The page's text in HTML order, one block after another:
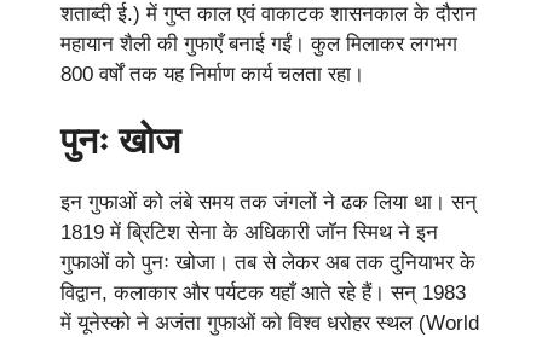
शताब्दी ई.) में गुप्त काल एवं वाकाटक शासनकाल के दौरान
महायान शैली की गुफाएँ बनाई गईं। कुल मिलाकर लगभग
800 वर्षों तक यह निर्माण कार्य चलता रहा।
पुनः खोज
इन गुफाओं को लंबे समय तक जंगलों ने ढक लिया था। सन्
1819 में ब्रिटिश सेना के अधिकारी जॉन स्मिथ ने इन
गुफाओं को पुनः खोजा। तब से लेकर अब तक दुनियाभर के
विद्वान, कलाकार और पर्यटक यहाँ आते रहे हैं। सन् 1983
में यूनेस्को ने अजंता गुफाओं को विश्व धरोहर स्थल (World